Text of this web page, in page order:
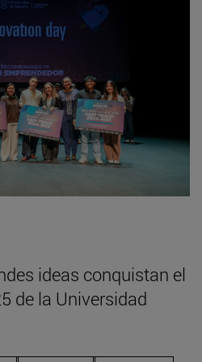
ideas conquistan el
de la Universidad